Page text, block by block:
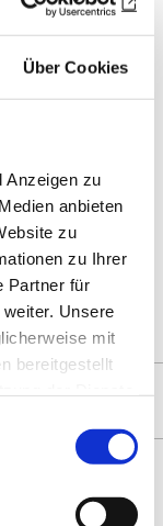
Über Cookies
Anzeigen zu
anbieten
zu
zu Ihrer
Partner für
Unsere
mit
bereitgestellt
wie gewohnt